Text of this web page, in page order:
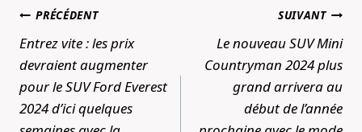
Navigation
de
l’article
PRÉCÉDENT
Entrez vite : les prix
devraient augmenter
pour le SUV Ford Everest
2024 d’ici quelques
SUIVANT
Le nouveau SUV Mini
Countryman 2024 plus
grand arrivera au
début de l’année